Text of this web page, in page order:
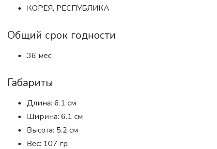
КОРЕЯ, РЕСПУБЛИКА
Общий срок годности
36 мес.
Габариты
Длина: 6.1 см
Ширина: 6.1 см
Высота: 5.2 см
Вес: 107 гр